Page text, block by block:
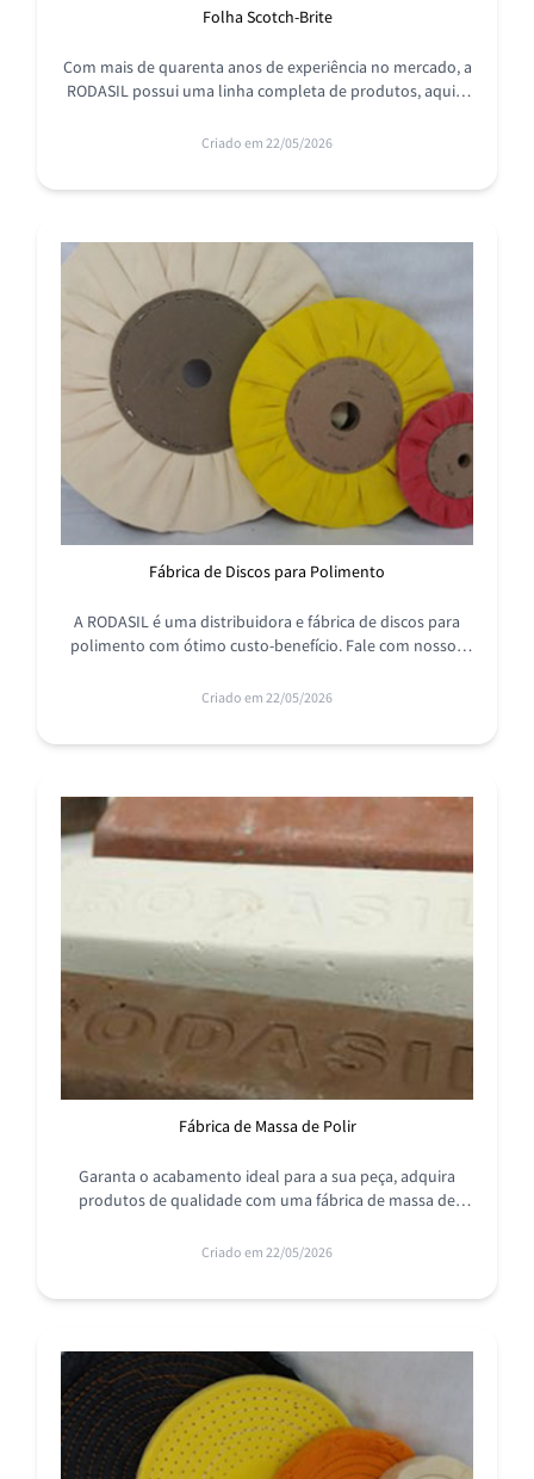
Folha Scotch-Brite
Com mais de quarenta anos de experiência no mercado, a
RODASIL possui uma linha completa de produtos, aqui o
Criado em 22/05/2026
Fábrica de Discos para Polimento
A RODASIL é uma distribuidora e fábrica de discos para
polimento com ótimo custo-benefício. Fale com nossos
produtos.
Criado em 22/05/2026
Fábrica de Massa de Polir
Garanta o acabamento ideal para a sua peça, adquira
produtos de qualidade com uma fábrica de massa de
Criado em 22/05/2026